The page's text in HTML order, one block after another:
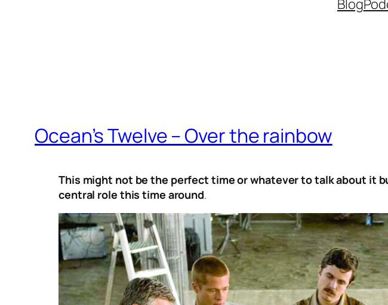
Blog
Ocean’s Twelve – Over the rainbow
This might not be the perfect time or whatever to talk about it
central role this time around.